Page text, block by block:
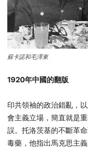
蘇卡諾和毛澤東
1920年中國的翻版
印共領袖的政治錯亂，
會主義立場，簡直就是
誤。托洛茨基的不斷革
毒藥，他指出馬克思主